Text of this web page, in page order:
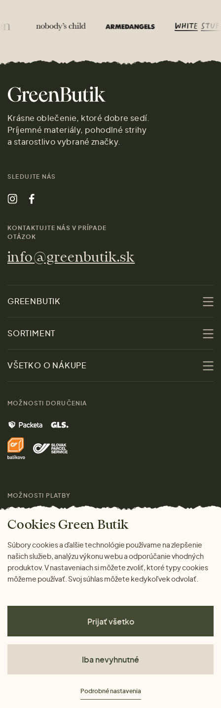
Krásne oblečenie, ktoré dobre sedí.
Príjemné materiály, pohodlné strihy
a starostlivo vybrané značky.
SLEDUJTE NÁS
KONTAKTUJTE NÁS V PRÍPADE
OTÁZOK
info@greenbutik.sk
GREENBUTIK
Udržateľnosť
Kontakt
Značky
Pre médiá
SORTIMENT
Zľavy
Ženy
Muži
Domov
Darčeky
VŠETKO O NÁKUPE
Doprava a platba
MOŽNOSTI DORUČENIA
MOŽNOSTI PLATBY
Ochrana osobných údajov
Cookies
Cookies Green Butik
Súbory cookies a ďalšie technológie používame na zlepšenie
našich služieb, analýzu výkonu webu a odporúčanie vhodných
produktov. V nastaveniach si môžete zvoliť, ktoré typy cookies
môžeme používať. Svoj súhlas môžete kedykoľvek odvolať.
Prijať všetko
Iba nevyhnutné
Podrobné nastavenia